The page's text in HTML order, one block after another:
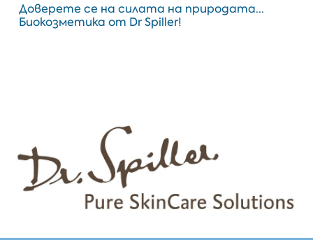
Доверете се на силата на природата...
Биокозметика от Dr Spiller!